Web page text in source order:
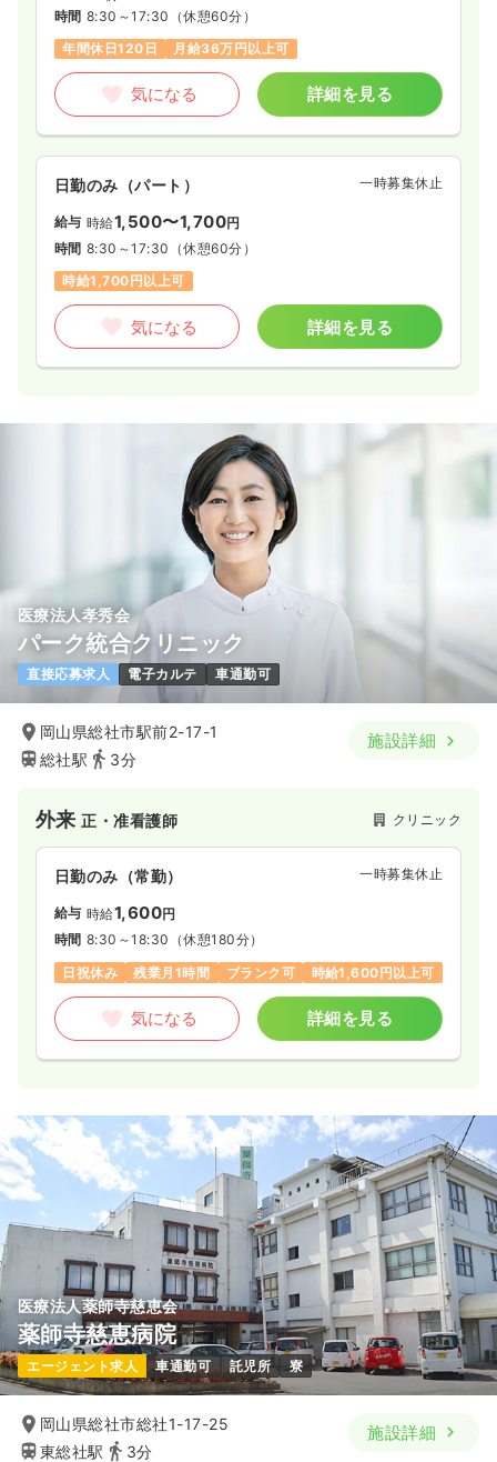
時間 8:30～17:30 （休憩60分）
年間休日120日
月給36万円以上可
気になる 詳細を見る
日勤のみ（パート） 一時募集休止
給与 時給1,500〜1,700円
時間 8:30～17:30 （休憩60分）
時給1,700円以上可
気になる 詳細を見る
医療法人孝秀会
パーク統合クリニック
直接応募求人 電子カルテ 車通勤可
岡山県総社市駅前2-17-1
総社駅
3分
施設詳細
外来正・准看護師 クリニック
日勤のみ（常勤） 一時募集休止
給与 時給1,600円
時間 8:30～18:30 （休憩180分）
日祝休み
残業月1時間 ブランク可 時給1,600円以上可
気になる 詳細を見る
医療法人薬師寺慈恵会
薬師寺慈恵病院
エージェント求人 車通勤可 託児所 寮
岡山県総社市総社1-17-25
東総社駅
3分
施設詳細